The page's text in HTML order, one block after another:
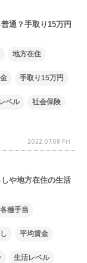
通？手取り15万円
地方在住
手取り15万円
ベル 社会保険
2022.07.08 Fri
や地方在住の生活
各種手当
平均賃金
生活レベル